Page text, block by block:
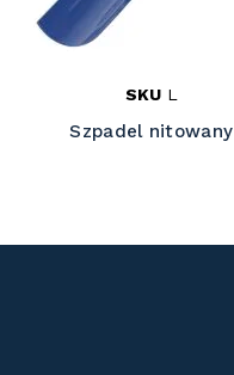
Szpadel nitowany
SKU L